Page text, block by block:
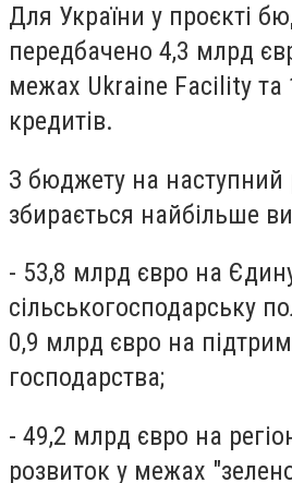
Для України у проєкті
передбачено 4,3 млрд
межах Ukraine Facility та
кредитів.
З бюджету на наступний
збирається найбільше
- 53,8 млрд євро на
сільськогосподарську
0,9 млрд євро на
господарства;
- 49,2 млрд євро на
розвиток у межах